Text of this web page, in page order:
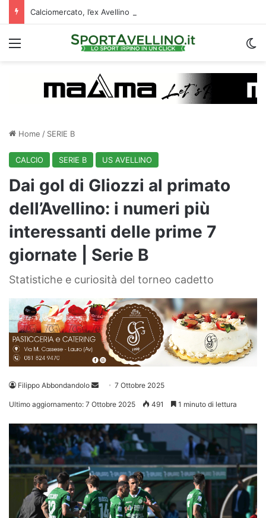
Menu
Home / SERIE B
CALCIO SERIE B US AVELLINO
Dai gol di Gliozzi al primato
dell’Avellino: i numeri più
interessanti delle prime 7
giornate | Serie B
Statistiche e curiosità del torneo cadetto
Filippo Abbondandolo
Invia 7 Ottobre 2025
Ultimo aggiornamento: 7 Ottobre 2025 491 1 minuto di lettura